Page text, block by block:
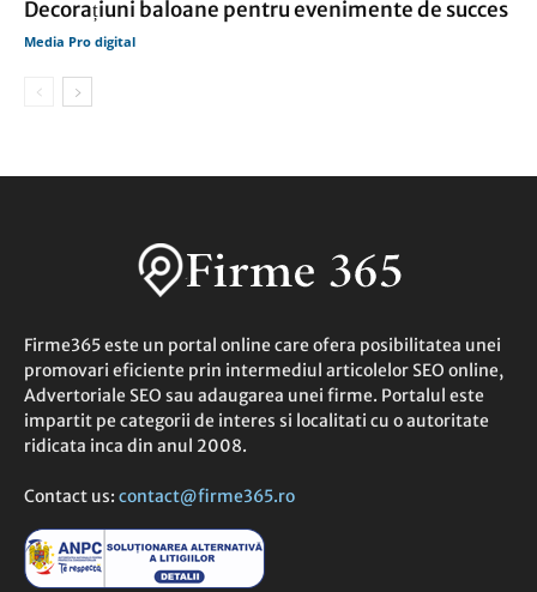
Decorațiuni baloane pentru evenimente de succes
Media Pro digital
Firme365 este un portal online care ofera posibilitatea unei
promovari eficiente prin intermediul articolelor SEO online,
Advertoriale SEO sau adaugarea unei firme. Portalul este
impartit pe categorii de interes si localitati cu o autoritate
ridicata inca din anul 2008.
Contact us: contact@firme365.ro